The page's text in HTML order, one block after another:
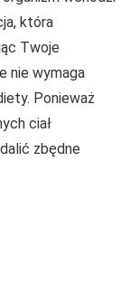
która
Twoje
nie wymaga
Ponieważ
ciał
zbędne